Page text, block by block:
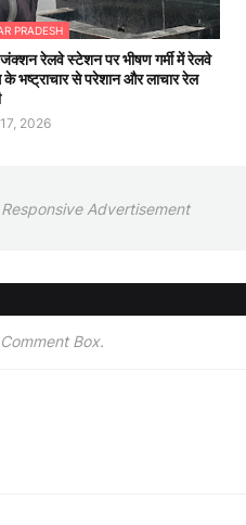
PRADESH
जंक्शन रेलवे स्टेशन पर भीषण गर्मी में रेलवे
के भष्ट्राचार से परेशान और लाचार रेल
2026
Responsive Advertisement
Box.